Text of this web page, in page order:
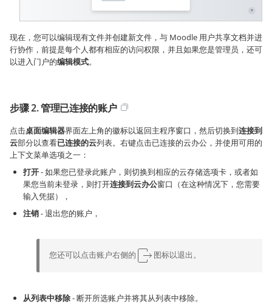
现在，您可以编辑现有文件并创建新文件，与 Moodle 用户共享文档并进
行协作，前提是每个人都有相应的访问权限，并且如果您是管理员，还可
以进入门户的编辑模式。
步骤 2. 管理已连接的账户
点击桌面编辑器界面左上角的徽标以返回主程序窗口，然后切换到连接到
云部分以查看已连接的云列表。右键点击已连接的云办公，并使用可用的
上下文菜单选项之一：
打开- 如果您已登录此账户，则切换到相应的云存储选项卡，或者如
果您当前未登录，则打开连接到云办公窗口（在这种情况下，您需要
输入凭据），
注销- 退出您的账户，
您还可以点击账户右侧的 图标以退出。
从列表中移除- 断开所选账户并将其从列表中移除。